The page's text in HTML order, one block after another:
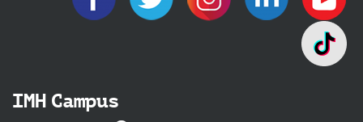
IMH Campus